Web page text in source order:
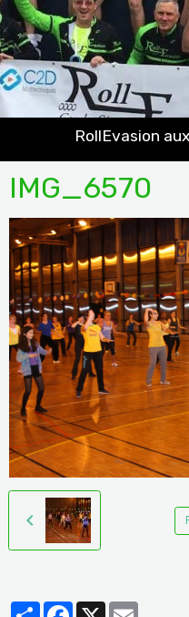
RollEvasion
IMG_6570
PartagerFacebook